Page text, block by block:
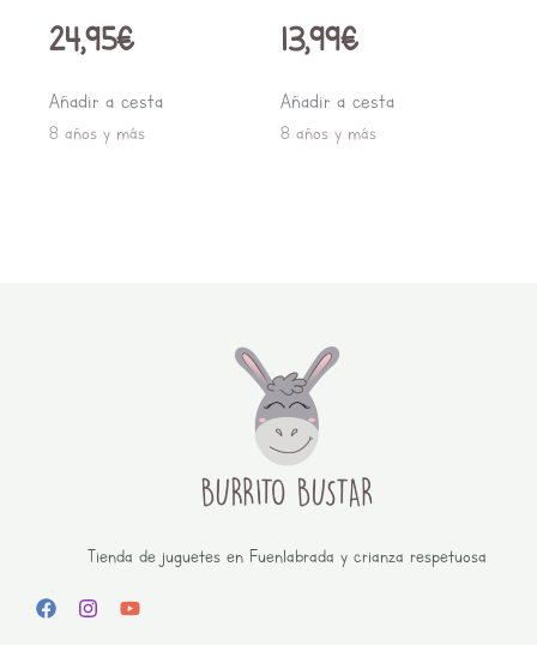
24,95€
Añadir a cesta
8 años y más
13,99€
Añadir a cesta
8 años y más
Tienda de juguetes en Fuenlabrada y crianza respetuosa